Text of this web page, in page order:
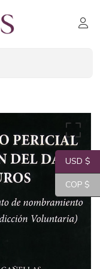
USD $
COP $